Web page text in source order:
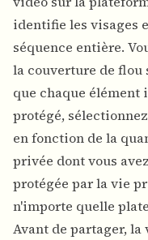
identifie les visages
séquence entière.
la couverture de flou
que chaque
protégé,
en fonction de la
privée dont vous
protégée par la vie
n'importe quelle
Avant de partager,